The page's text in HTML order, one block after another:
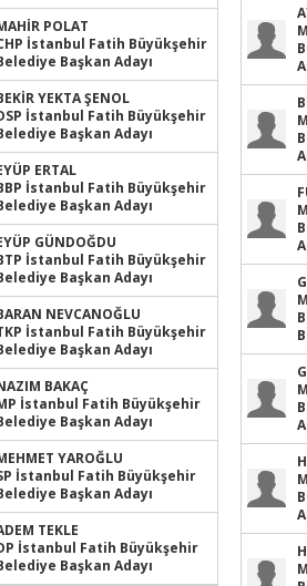
POLAT
İstanbul Fatih Büyükşehir
Başkan Adayı
YEKTA ŞENOL
İstanbul Fatih Büyükşehir
Başkan Adayı
ERTAL
İstanbul Fatih Büyükşehir
Başkan Adayı
GÜNDOĞDU
İstanbul Fatih Büyükşehir
Başkan Adayı
NEVCANOĞLU
İstanbul Fatih Büyükşehir
Başkan Adayı
BAKAÇ
İstanbul Fatih Büyükşehir
Başkan Adayı
YAROĞLU
İstanbul Fatih Büyükşehir
Başkan Adayı
TEKLE
İstanbul Fatih Büyükşehir
Başkan Adayı